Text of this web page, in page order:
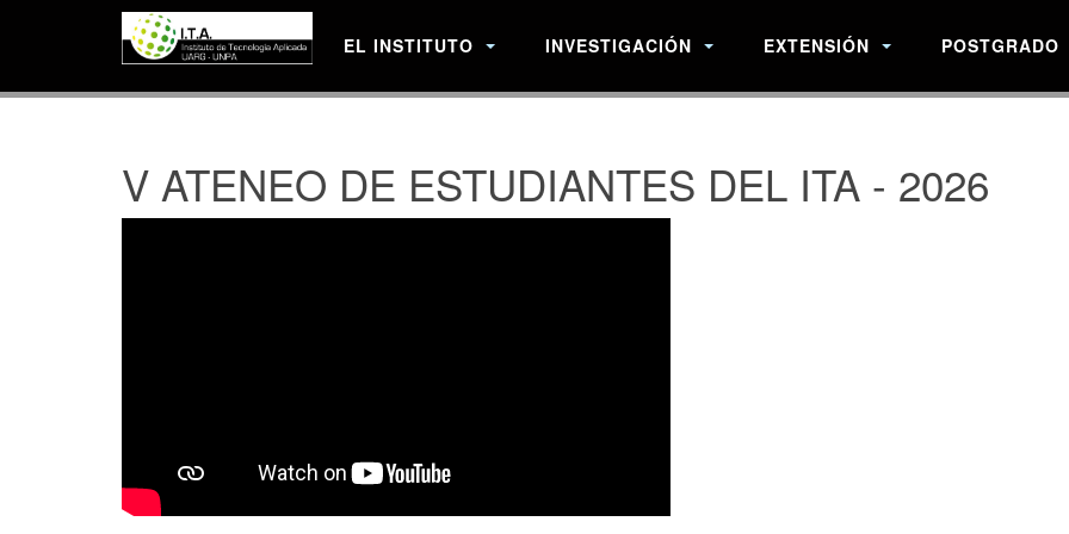
EL INSTITUTO INVESTIGACIÓN EXTENSIÓN POSTGRADO
V ATENEO DE ESTUDIANTES DEL ITA - 2026